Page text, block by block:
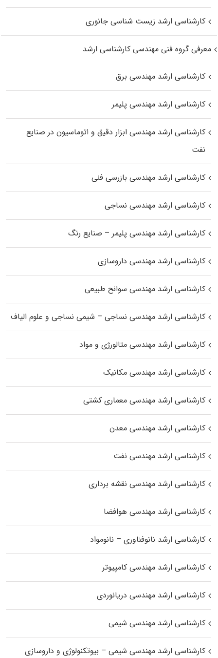
کارشناسی ارشد زیست‌ شناسی جانوری
معرفی گروه فنی مهندسی کارشناسی ارشد
کارشناسی ارشد مهندسی برق
کارشناسی ارشد مهندسی پلیمر
کارشناسی ارشد مهندسی ابزار دقیق و اتوماسیون در صنایع
نفت
کارشناسی ارشد مهندسی بازرسی فنی
کارشناسی ارشد مهندسی نساجی
کارشناسی ارشد مهندسی پلیمر – صنایع رنگ
کارشناسی ارشد مهندسی داروسازی
کارشناسی ارشد مهندسی سوانح طبیعی
کارشناسی ارشد مهندسی نساجی – شیمی نساجی و علوم الیاف
کارشناسی ارشد مهندسی متالورژی و مواد
کارشناسی ارشد مهندسی مکانیک
کارشناسی ارشد مهندسی معماری کشتی
کارشناسی ارشد مهندسی معدن
کارشناسی ارشد مهندسی نفت
کارشناسی ارشد مهندسی نقشه برداری
کارشناسی ارشد مهندسی هوافضا
کارشناسی ارشد نانوفناوری – نانومواد
کارشناسی ارشد مهندسی کامپیوتر
کارشناسی ارشد مهندسی دریانوردی
کارشناسی ارشد مهندسی شیمی
کارشناسی ارشد مهندسی شیمی – بیوتکنولوژی و داروسازی